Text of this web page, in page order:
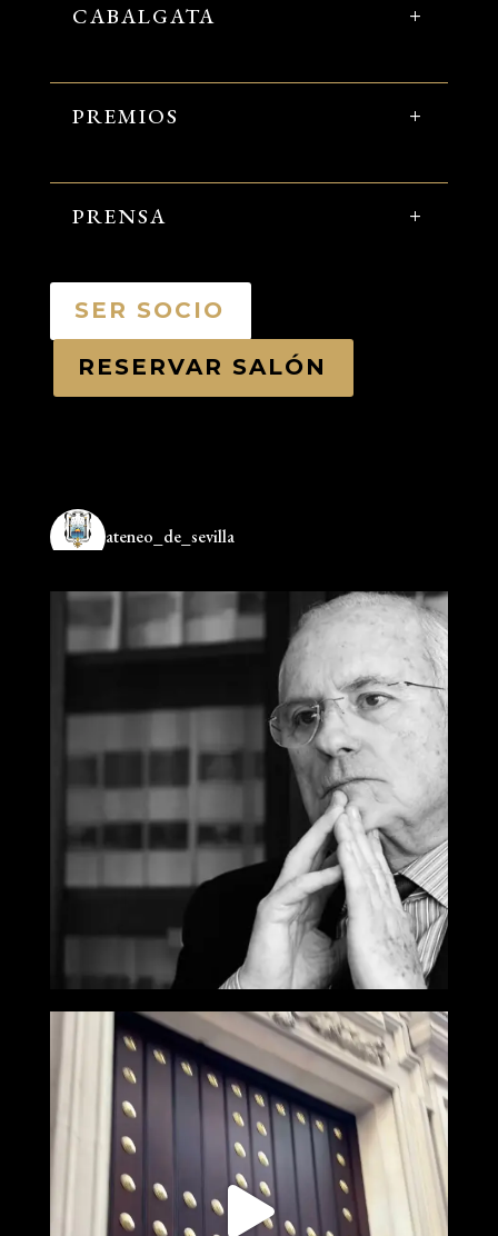
CABALGATA
PREMIOS
PRENSA
SER SOCIO
RESERVAR SALÓN
ateneo_de_sevilla